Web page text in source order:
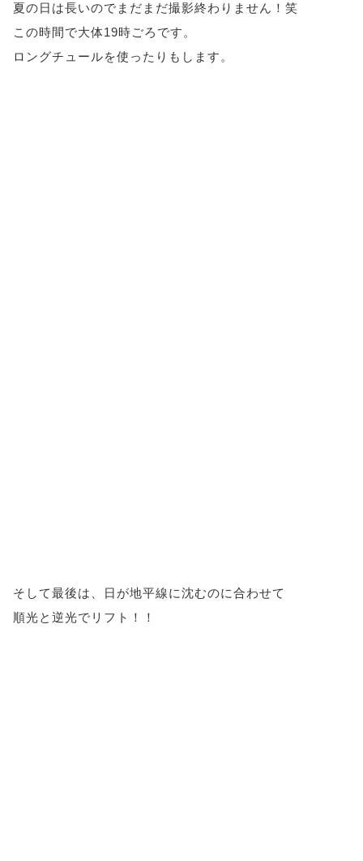
夏の日は長いのでまだまだ撮影終わりません！笑
この時間で大体19時ごろです。
ロングチュールを使ったりもします。
そして最後は、日が地平線に沈むのに合わせて
順光と逆光でリフト！！